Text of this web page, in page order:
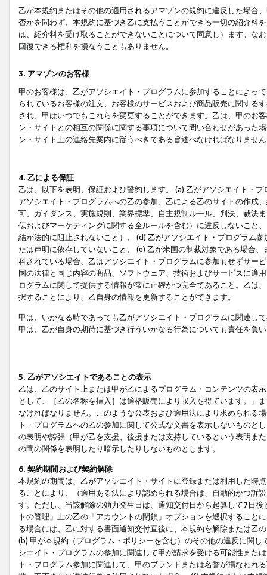
乙が本規約またはその他の適用されるアマゾンの規約に違反した場合
否かを問わず、本規約に基づき乙に支払うことができる一切の紹介料
は、紹介料を受け取ることができないことについて同意し）ます。な
回復できる権利を損なうこともありません。
3. アマゾンのお客様
甲のお客様は、乙がアソシエイト・プログラムに参加することによっ
られているお客様の注文、お客様のサービスおよび商品販売に関する
され、甲はいつでもこれらを変更することができます。乙は、甲のお
ン・サイトとの相互の関係に関する事項について問い合わせがあった
ン・サイト上の連絡先案内に従うべきである旨述べなければなりませ
4. 乙による保証
乙は、以下を表明、保証および誓約します。 (a) 乙がアソシエイト・
アソシエイト・プログラムへの乙の参加、乙による乙のサイトの作成
可、ガイダンス、実施規則、業界標準、自主規制ルール、判決、裁決
伝およびマーケティングに関する全ルールを含む）に違反しないこと
結が法的に阻止されないこと）、 (d) 乙がアソシエイト・プログラム
たは声明に依存していないこと、 (e) 乙が米国の制裁対象である場合
科されている場合、乙はアソシエイト・プログラムに参加もせずサー
国の法律と同じ内容の商品、ソフトウェア、技術およびサービスに適
ログラムに関して提供する情報が常に正確かつ完全であること。乙は
択することにより、乙自身の情報を更新することができます。
甲は、いかなる時であっても乙がアソシエイト・プログラムに関連し
甲は、乙が自身の期待に基づき行ういかなる行為についても責任を負
5. 乙がアソシエイトであることの表示
乙は、乙のサイト上または甲が乙によるプログラム・コンテンツの表
として、［乙の名称を挿入］は適格販売により収入を得ています。」
なければなりません。このような公表および適用法により求められる
ト・プログラムへの乙の参加に関して公式な文書を表示しないもの
の表明や誇張（甲が乙を支援、後援または支持しているという表明ま
の間の関係を表明したり暗示したりしないものとします。
6. 契約期間および契約解除
本規約の期間は、乙がアソシエイト・サイトに登録または利用した時
ることにより、（適用ある法により認められる場合は、自動的かつ訴
す。ただし、当該解除の効力発生日は、通知交付日から起算して7日
トの管理」上の乙の「アカウントの閉鎖」オプションを選択するこ
る場合には、乙に対する書面通知交付直後に、本規約を解除または乙
(b) 甲が本規約（プログラム・ポリシーを含む）のその他の違反に関
シエイト・プログラムの参加に関連して甲が請求を受ける可能性また
ト・プログラム参加に関連して、甲のブランドまたは名誉が損なわれ